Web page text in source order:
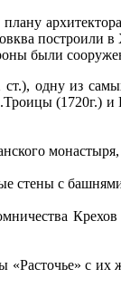
построили
были
одну из
(1720г.) и
стены с
«Расточье»